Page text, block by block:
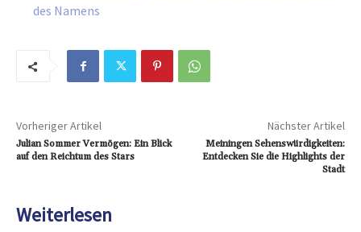
des Namens
Vorheriger Artikel
Julian Sommer Vermögen: Ein Blick
auf den Reichtum des Stars
Nächster Artikel
Meiningen Sehenswürdigkeiten:
Entdecken Sie die Highlights der
Stadt
Weiterlesen